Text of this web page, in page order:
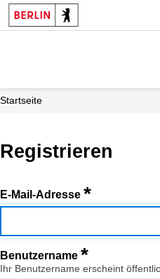
Startseite
Registrieren
E-Mail-Adresse *
Benutzername *
Ihr Benutzername erscheint